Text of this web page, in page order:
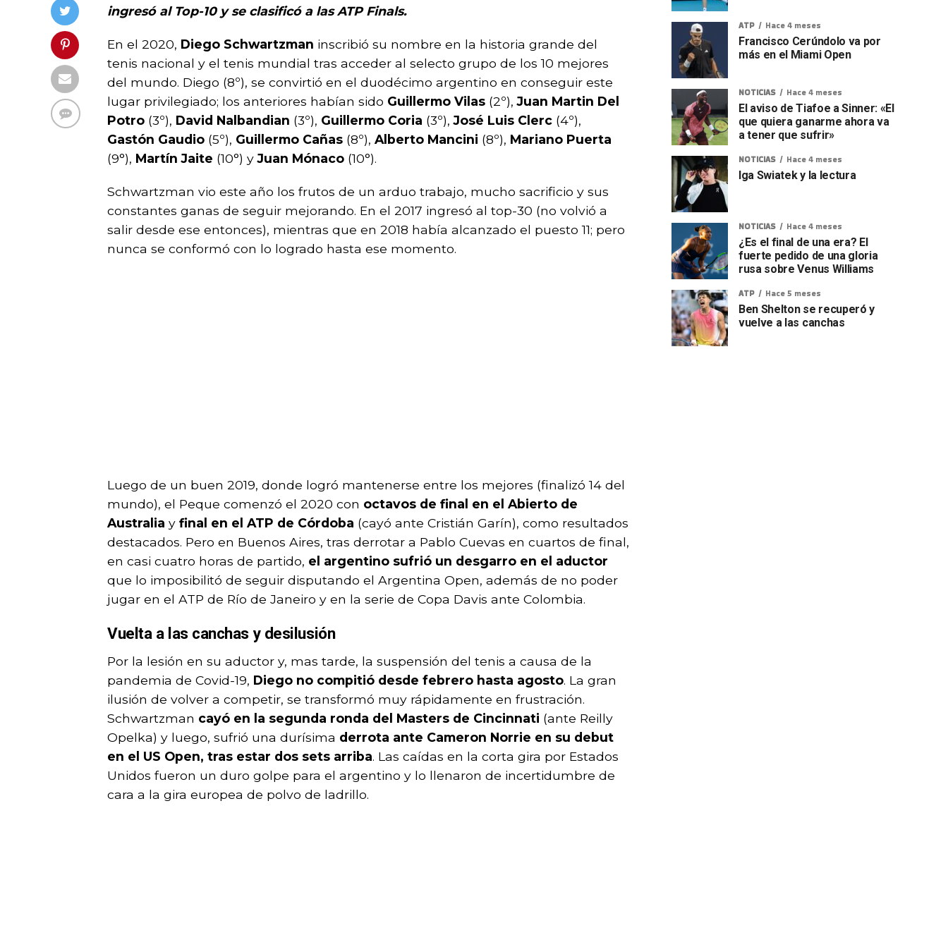
ingresó al Top-10 y se clasificó a las ATP Finals.
En el 2020, Diego Schwartzman inscribió su nombre en la historia grande del
tenis nacional y el tenis mundial tras acceder al selecto grupo de los 10 mejores
del mundo. Diego (8º), se convirtió en el duodécimo argentino en conseguir este
lugar privilegiado; los anteriores habían sido Guillermo Vilas (2º),Juan Martin Del
Potro (3º), David Nalbandian (3º), Guillermo Coria (3º),José Luis Clerc (4º),
Gastón Gaudio (5º), Guillermo Cañas (8º), Alberto Mancini (8º), Mariano Puerta
(9°), Martín Jaite (10°) yJuan Mónaco (10°).
Schwartzman vio este año los frutos de un arduo trabajo, mucho sacrificio y sus
constantes ganas de seguir mejorando. En el 2017 ingresó al top-30 (no volvió a
salir desde ese entonces), mientras que en 2018 había alcanzado el puesto 11; pero
nunca se conformó con lo logrado hasta ese momento.
Luego de un buen 2019, donde logró mantenerse entre los mejores (finalizó 14 del
mundo), el Peque comenzó el 2020 con octavos de final en el Abierto de
Australia y final en el ATP de Córdoba (cayó ante Cristián Garín), como resultados
destacados. Pero en Buenos Aires, tras derrotar a Pablo Cuevas en cuartos de final,
en casi cuatro horas de partido, el argentino sufrió un desgarro en el aductor
que lo imposibilitó de seguir disputando el Argentina Open, además de no poder
jugar en el ATP de Río de Janeiro y en la serie de Copa Davis ante Colombia.
Vuelta a las canchas y desilusión
Por la lesión en su aductor y, mas tarde, la suspensión del tenis a causa de la
pandemia de Covid-19, Diego no compitió desde febrero hasta agosto. La gran
ilusión de volver a competir, se transformó muy rápidamente en frustración.
Schwartzman cayó en la segunda ronda del Masters de Cincinnati (ante Reilly
Opelka) y luego, sufrió una durísima derrota ante Cameron Norrie en su debut
en el US Open, tras estar dos sets arriba. Las caídas en la corta gira por Estados
Unidos fueron un duro golpe para el argentino y lo llenaron de incertidumbre de
cara a la gira europea de polvo de ladrillo.
ATP Hace 4 meses
Francisco Cerúndolo va por
más en el Miami Open
NOTICIAS Hace 4 meses
El aviso de Tiafoe a Sinner: «El
que quiera ganarme ahora va
a tener que sufrir»
NOTICIAS Hace 4 meses
Iga Swiatek y la lectura
NOTICIAS Hace 4 meses
¿Es el final de una era? El
fuerte pedido de una gloria
rusa sobre Venus Williams
ATP Hace 5 meses
Ben Shelton se recuperó y
vuelve a las canchas